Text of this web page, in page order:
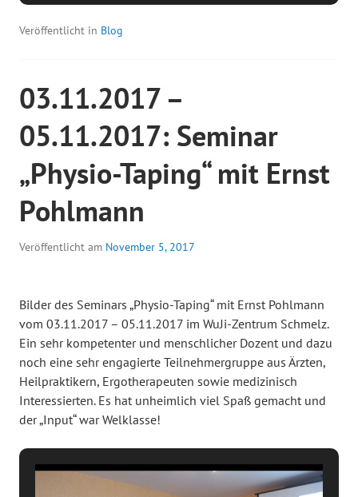
Veröffentlicht in Blog
03.11.2017 –
05.11.2017: Seminar
„Physio-Taping“ mit Ernst
Pohlmann
Veröffentlicht am November 5, 2017
Bilder des Seminars „Physio-Taping“ mit Ernst Pohlmann
vom 03.11.2017 – 05.11.2017 im WuJi-Zentrum Schmelz.
Ein sehr kompetenter und menschlicher Dozent und dazu
noch eine sehr engagierte Teilnehmergruppe aus Ärzten,
Heilpraktikern, Ergotherapeuten sowie medizinisch
Interessierten. Es hat unheimlich viel Spaß gemacht und
der „Input“ war Welklasse!